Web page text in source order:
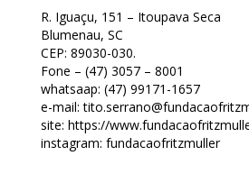
R. Iguaçu, 151 – Itoupava Seca
Blumenau, SC
CEP: 89030-030.
Fone – (47) 3057 – 8001
whatsaap: (47) 99171-1657
e-mail:
site: https://
instagram: fundacaofritzmuller